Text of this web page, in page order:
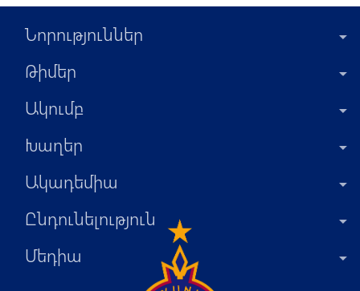
Նորություններ
Թիմեր
Ակումբ
Խաղեր
Ակադեմիա
Ընդունելություն
Մեդիա